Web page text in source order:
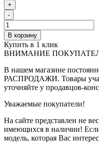
+
-
В корзину
Купить в 1 клик
ВНИМАНИЕ
В нашем магазине
РАСПРОДАЖИ. Товары
уточняйте у продавцов-
Уважаемые покупатели!
На сайте представлен не
имеющихся в наличии!
модель, которая Вас